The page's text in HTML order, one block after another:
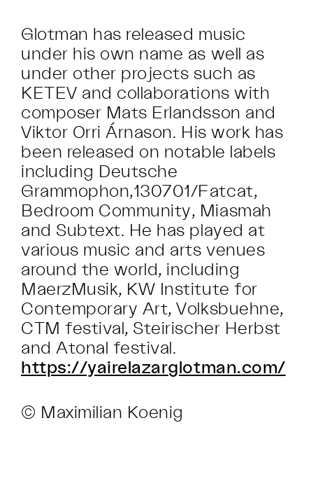
Glotman has released music
under his own name as well as
under other projects such as
KETEV and collaborations with
composer Mats Erlandsson and
Viktor Orri Árnason. His work has
been released on notable labels
including Deutsche
Grammophon,130701/Fatcat,
Bedroom Community, Miasmah
and Subtext. He has played at
various music and arts venues
around the world, including
MaerzMusik, KW Institute for
Contemporary Art, Volksbuehne,
CTM festival, Steirischer Herbst
and Atonal festival.
https://yairelazarglotman.com/
© Maximilian Koenig